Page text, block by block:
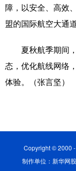
山东
广东
四川
陕西
多语种频道
English
障，以安全、高效
盟的国际航空大通道
夏秋航季期间，
态，优化航线网络
体验。（张言坚）
Copyright © 2000
制作单位：新华网